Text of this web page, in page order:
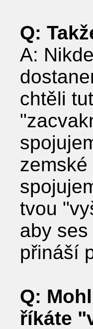
Q:
A:
chtěli
tvou
aby
přináší
Q:
říkáte